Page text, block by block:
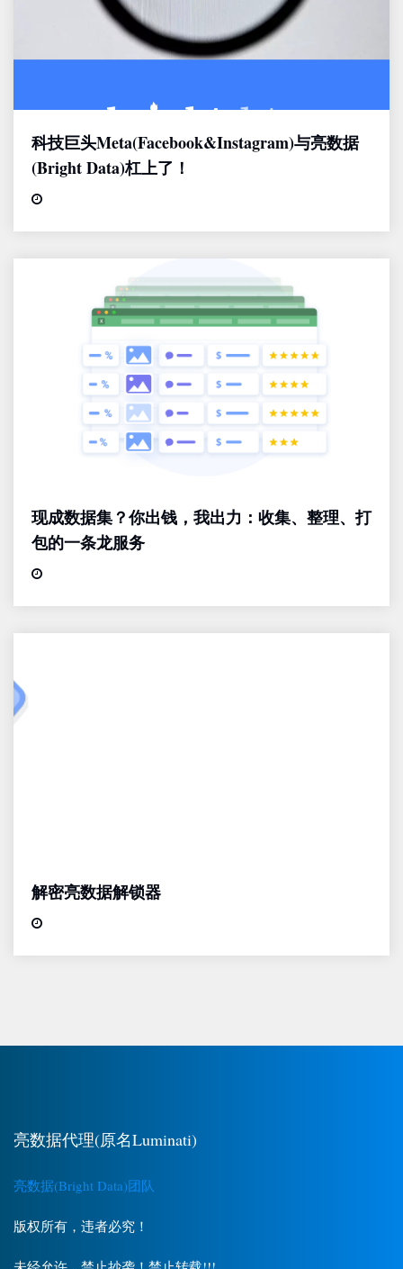
科技巨头Meta(Facebook&Instagram)与亮数据
(Bright Data)杠上了！
现成数据集？你出钱，我出力：收集、整理、打
包的一条龙服务
解密亮数据解锁器
亮数据代理(原名Luminati)
亮数据(Bright Data)团队
版权所有，违者必究！